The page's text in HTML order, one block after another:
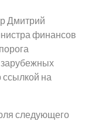
Дмитрий
финансов
на
следующего